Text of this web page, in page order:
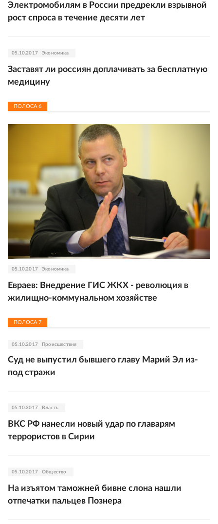
Электромобилям в России предрекли взрывной
рост спроса в течение десяти лет
05.10.2017 Экономика
Заставят ли россиян доплачивать за бесплатную
медицину
ПОЛОСА 6
05.10.2017 Экономика
Евраев: Внедрение ГИС ЖКХ - революция в
жилищно-коммунальном хозяйстве
ПОЛОСА 7
05.10.2017 Происшествия
Суд не выпустил бывшего главу Марий Эл из-
под стражи
05.10.2017 Власть
ВКС РФ нанесли новый удар по главарям
террористов в Сирии
05.10.2017 Общество
На изъятом таможней бивне слона нашли
отпечатки пальцев Познера